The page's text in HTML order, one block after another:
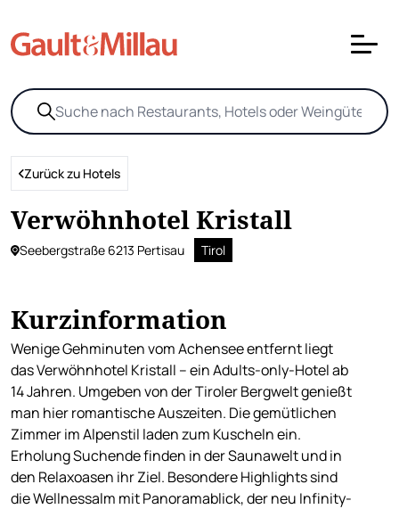
Zurück zu Hotels
Verwöhnhotel Kristall
Seebergstraße 6213 Pertisau Tirol
Kurzinformation
Wenige Gehminuten vom Achensee entfernt liegt
das Verwöhnhotel Kristall – ein Adults-only-Hotel ab
14 Jahren. Umgeben von der Tiroler Bergwelt genießt
man hier romantische Auszeiten. Die gemütlichen
Zimmer im Alpenstil laden zum Kuscheln ein.
Erholung Suchende finden in der Saunawelt und in
den Relaxoasen ihr Ziel. Besondere Highlights sind
die Wellnessalm mit Panoramablick, der neu Infinity-